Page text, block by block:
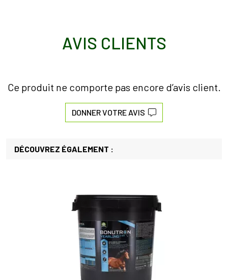
AVIS CLIENTS
Ce produit ne comporte pas encore d’avis client.
DONNER VOTRE AVIS
DÉCOUVREZ ÉGALEMENT :